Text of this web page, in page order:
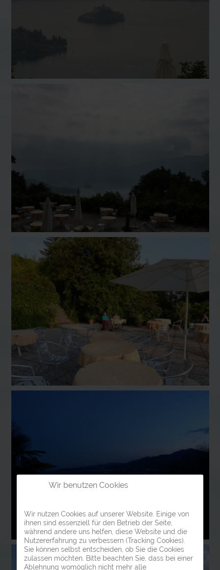
Wir benutzen Cookies
Wir nutzen Cookies auf unserer Website. Einige von
ihnen sind essenziell für den Betrieb der Seite,
während andere uns helfen, diese Website und die
Nutzererfahrung zu verbessern (Tracking Cookies).
Sie können selbst entscheiden, ob Sie die Cookies
zulassen möchten. Bitte beachten Sie, dass bei einer
Ablehnung womöglich nicht mehr alle